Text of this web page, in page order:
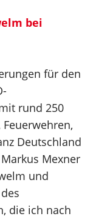
bei
für den
rund 250
Deutschland
Mexner
und
die ich nach